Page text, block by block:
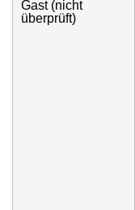
Gast (nicht
überprüft)